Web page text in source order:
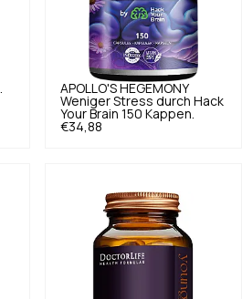
APOLLO'S HEGEMONY
Weniger Stress durch Hack
Your Brain 150 Kappen.
€34,88